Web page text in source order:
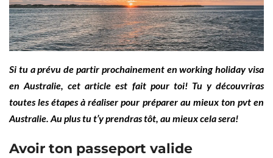
Si tu a prévu de partir prochainement en working holiday visa
en Australie, cet article est fait pour toi! Tu y découvriras
toutes les étapes à réaliser pour préparer au mieux ton pvt en
Australie. Au plus tu t’y prendras tôt, au mieux cela sera!
Avoir ton passeport valide